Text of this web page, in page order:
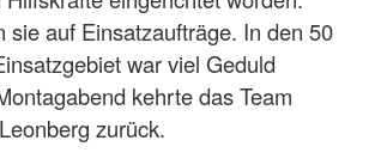
sie auf Einsatzaufträge. In den 50
war viel Geduld
kehrte das Team
zurück.